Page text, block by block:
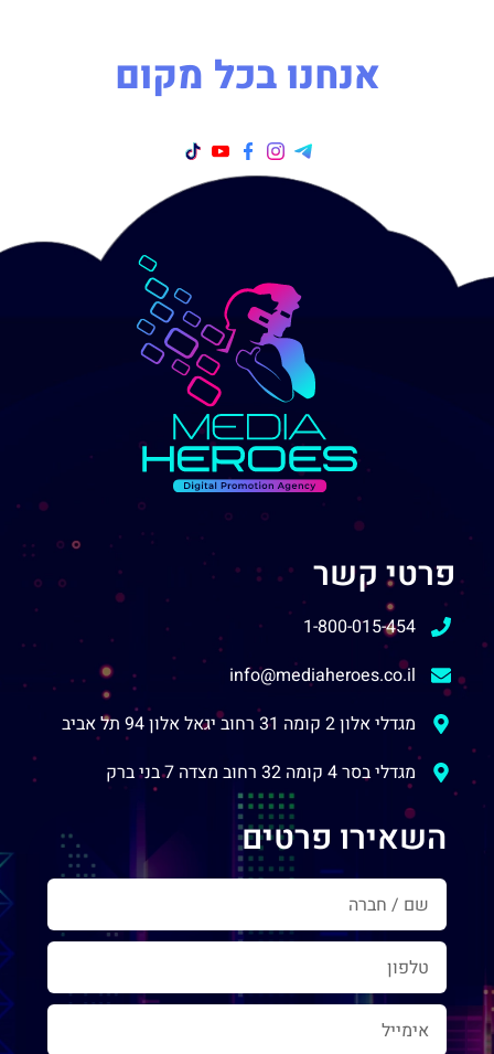
אנחנו בכל מקום
פרטי קשר
1-800-015-454
info@mediaheroes.co.il
מגדלי אלון 2 קומה 31 רחוב יגאל אלון 94 תל אביב
מגדלי בסר 4 קומה 32 רחוב מצדה 7 בני ברק
השאירו פרטים